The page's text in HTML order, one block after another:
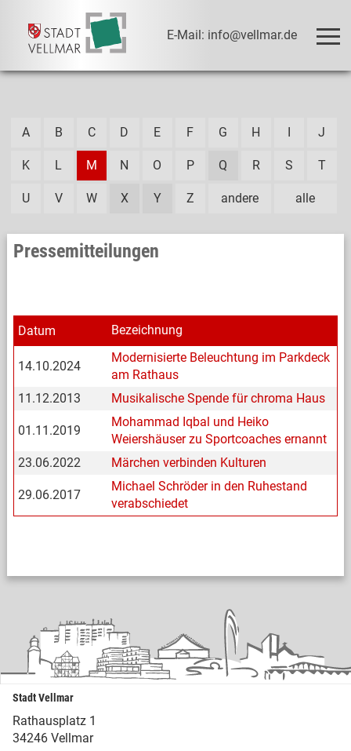
E-Mail: info@vellmar.de
alle
A B C D E F G H I J
K L M N O P Q R S T
U V W X Y Z andere
Pressemitteilungen
Datum Bezeichnung
14.10.2024
Modernisierte Beleuchtung im Parkdeck
am Rathaus
11.12.2013
Musikalische Spende für chroma Haus
01.11.2019
Mohammad Iqbal und Heiko
Weiershäuser zu Sportcoaches ernannt
23.06.2022
Märchen verbinden Kulturen
29.06.2017
Michael Schröder in den Ruhestand
verabschiedet
Stadt Vellmar
Rathausplatz 1
34246 Vellmar